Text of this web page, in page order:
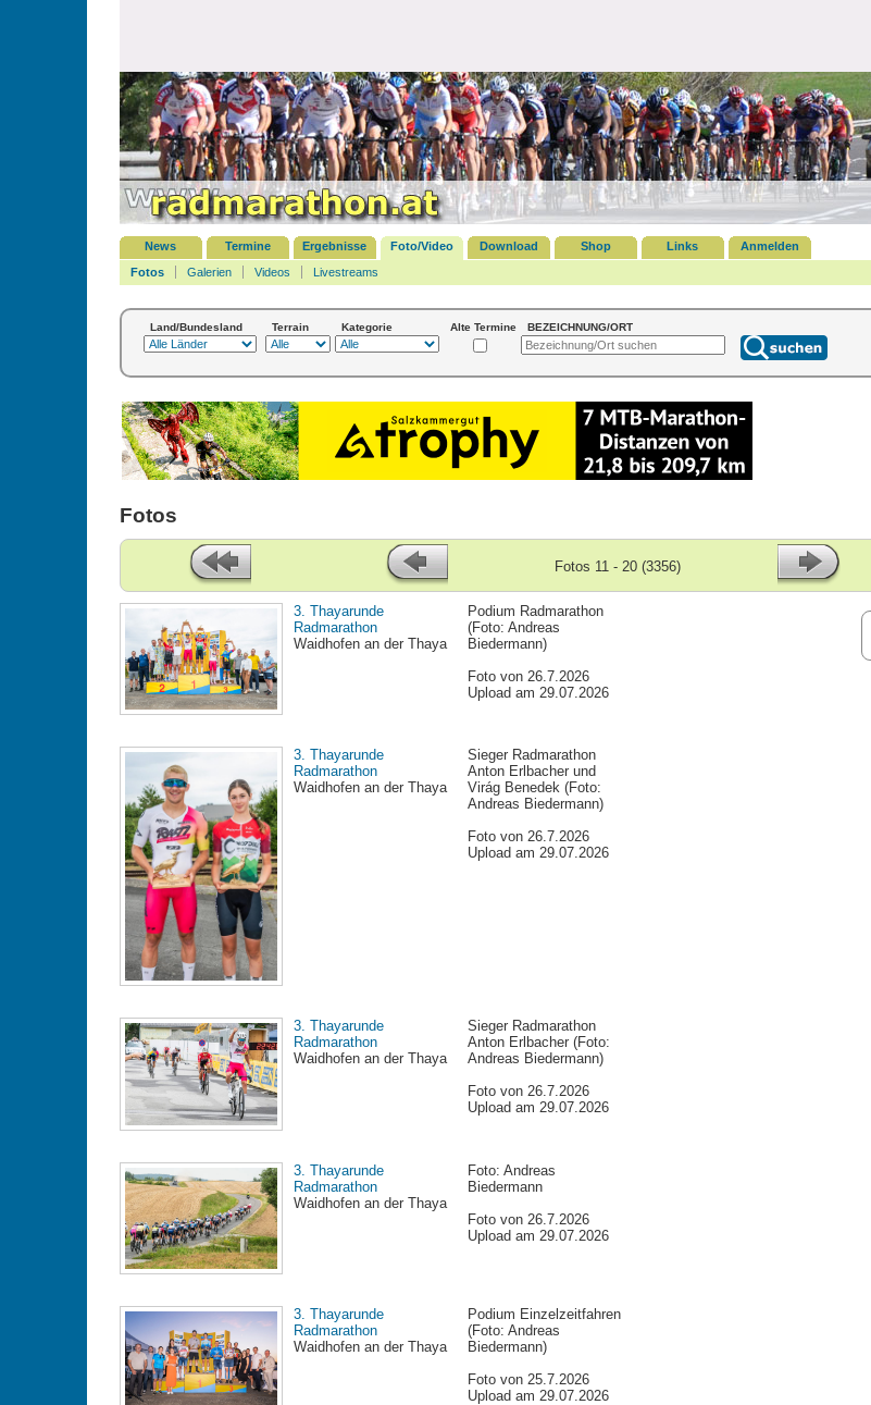
News Termine Ergebnisse Foto/Video Download Shop Links
Anmelden
Fotos
Galerien Videos Livestreams
Land/Bundesland Terrain Kategorie Alte Termine BEZEICHNUNG/ORT
Fotos
Fotos 11 - 20 (3356)
3. Thayarunde
Radmarathon
Waidhofen an der Thaya
Podium Radmarathon
(Foto: Andreas
Biedermann)
Foto von 26.7.2026
Upload am 29.07.2026
3. Thayarunde
Radmarathon
Waidhofen an der Thaya
Sieger Radmarathon
Anton Erlbacher und
Virág Benedek (Foto:
Andreas Biedermann)
Foto von 26.7.2026
Upload am 29.07.2026
3. Thayarunde
Radmarathon
Waidhofen an der Thaya
Sieger Radmarathon
Anton Erlbacher (Foto:
Andreas Biedermann)
Foto von 26.7.2026
Upload am 29.07.2026
3. Thayarunde
Radmarathon
Waidhofen an der Thaya
Foto: Andreas
Biedermann
Foto von 26.7.2026
Upload am 29.07.2026
3. Thayarunde
Radmarathon
Waidhofen an der Thaya
Podium Einzelzeitfahren
(Foto: Andreas
Biedermann)
Foto von 25.7.2026
Upload am 29.07.2026